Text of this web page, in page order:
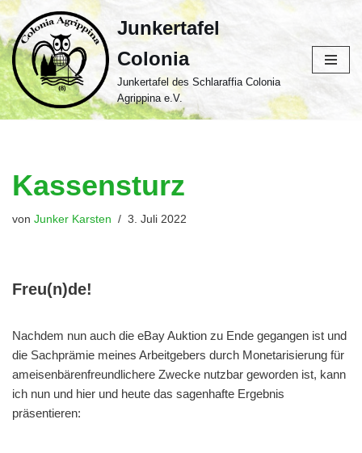
Zum
Inhalt
springen
Junkertafel
Colonia
Junkertafel des Schlaraffia Colonia
Agrippina e.V.
Kassensturz
von Junker Karsten 3. Juli 2022
Freu(n)de!
Nachdem nun auch die eBay Auktion zu Ende gegangen ist und
die Sachprämie meines Arbeitgebers durch Monetarisierung für
ameisenbärenfreundlichere Zwecke nutzbar geworden ist, kann
ich nun und hier und heute das sagenhafte Ergebnis
präsentieren: